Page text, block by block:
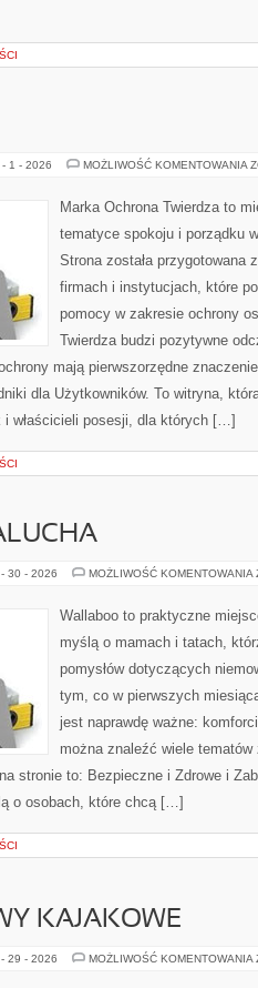
- 1 - 2026 MOŻLIWOŚĆ KOMENTOWANIA
Marka Ochrona Twierdza to
tematyce spokoju i porządku
Strona została przygotowana
firmach i instytucjach, które
pomocy w zakresie ochrony
Twierdza budzi pozytywne
mają pierwszorzędne
dla Użytkowników. To witryna,
i właścicieli posesji, dla których […]
30 - 2026 MOŻLIWOŚĆ KOMENTOWANIA
Wallaboo to praktyczne
myślą o mamach i tatach,
pomysłów dotyczących
tym, co w pierwszych
jest naprawdę ważne:
można znaleźć wiele
stronie to: Bezpieczne i Zdrowe i
o osobach, które chcą […]
KAJAKOWE
29 - 2026 MOŻLIWOŚĆ KOMENTOWANIA